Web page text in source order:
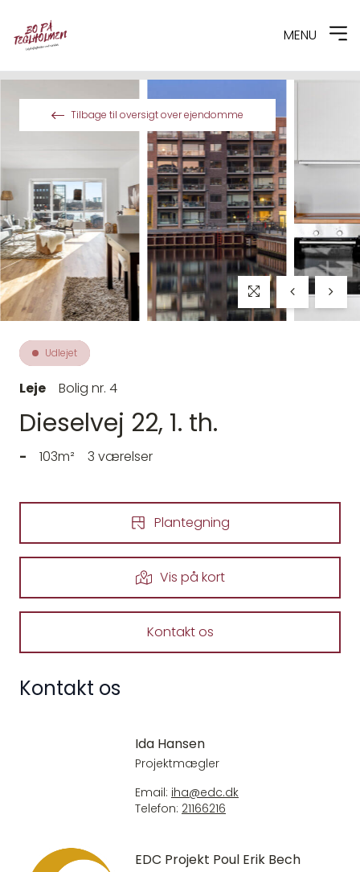
MENU
Tilbage til oversigt over ejendomme
Udlejet
Leje Bolig nr. 4
Dieselvej 22, 1. th.
- 103m² 3 værelser
Plantegning
Vis på kort
Kontakt os
Kontakt os
Ida Hansen
Projektmægler
Email: iha@edc.dk
Telefon: 21166216
EDC Projekt Poul Erik Bech